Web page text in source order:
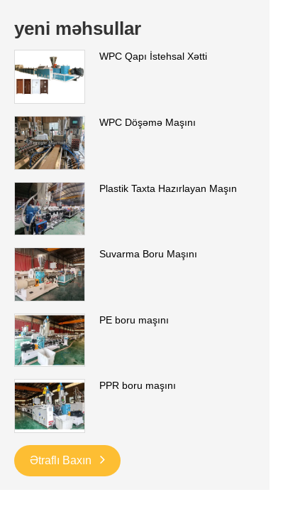
yeni məhsullar
WPC Qapı İstehsal Xətti
WPC Döşəmə Maşını
Plastik Taxta Hazırlayan Maşın
Suvarma Boru Maşını
PE boru maşını
PPR boru maşını
Ətraflı Baxın